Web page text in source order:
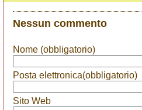
Nessun commento
Nome (obbligatorio)
Posta elettronica(obbligatorio)
Sito Web